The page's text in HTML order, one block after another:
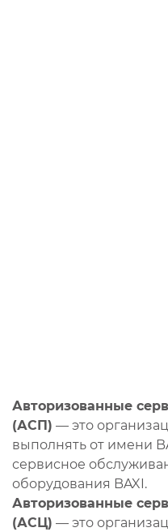
Авторизованные
(АСП) — это
выполнять от имени
сервисное
оборудования BAXI.
Авторизованные
(АСЦ) — это